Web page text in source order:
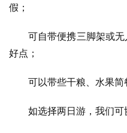
假；
可自带便携三脚架或无
好点；
可以带些干粮、水果简
如选择两日游，我们可